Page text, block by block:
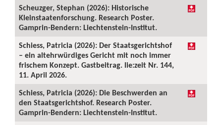
Scheuzger, Stephan (2026): Historische
Kleinstaatenforschung. Research Poster.
Gamprin-Bendern: Liechtenstein-Institut.
Schiess, Patricia (2026): Der Staatsgerichtshof
– ein altehrwürdiges Gericht mit noch immer
frischem Konzept. Gastbeitrag. lie:zeit Nr. 144,
11. April 2026.
Schiess, Patricia (2026): Die Beschwerden an
den Staatsgerichtshof. Research Poster.
Gamprin-Bendern: Liechtenstein-Institut.